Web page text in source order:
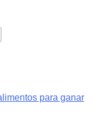
para ganar